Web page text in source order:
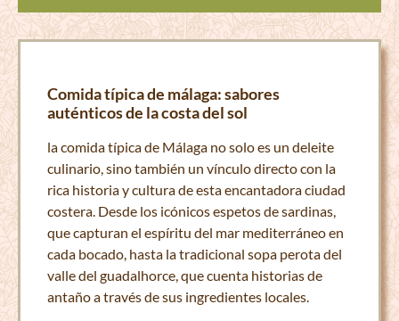
Comida típica de málaga: sabores
auténticos de la costa del sol
la comida típica de Málaga no solo es un deleite
culinario, sino también un vínculo directo con la
rica historia y cultura de esta encantadora ciudad
costera. Desde los icónicos espetos de sardinas,
que capturan el espíritu del mar mediterráneo en
cada bocado, hasta la tradicional sopa perota del
valle del guadalhorce, que cuenta historias de
antaño a través de sus ingredientes locales.